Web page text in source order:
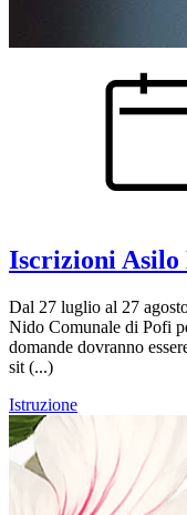
Iscrizioni Asilo
Dal 27 luglio al 27
Nido Comunale di Pofi
domande dovranno
sit (...)
Istruzione